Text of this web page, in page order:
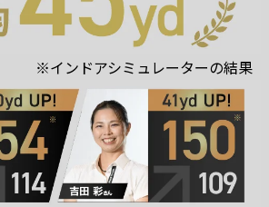
※インドアシミュレーターの結果